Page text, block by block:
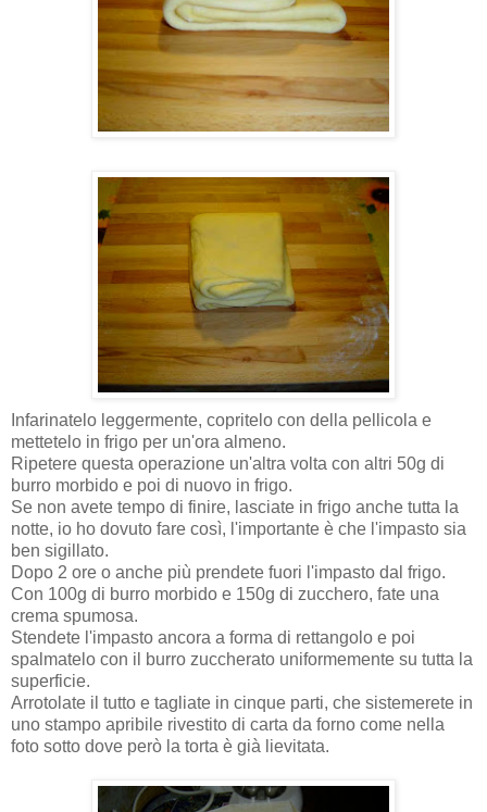
Infarinatelo leggermente, copritelo con della pellicola e
mettetelo in frigo per un'ora almeno.
Ripetere questa operazione un'altra volta con altri 50g di
burro morbido e poi di nuovo in frigo.
Se non avete tempo di finire, lasciate in frigo anche tutta la
notte, io ho dovuto fare così, l'importante è che l'impasto sia
ben sigillato.
Dopo 2 ore o anche più prendete fuori l'impasto dal frigo.
Con 100g di burro morbido e 150g di zucchero, fate una
crema spumosa.
Stendete l'impasto ancora a forma di rettangolo e poi
spalmatelo con il burro zuccherato uniformemente su tutta la
superficie.
Arrotolate il tutto e tagliate in cinque parti, che sistemerete in
uno stampo apribile rivestito di carta da forno come nella
foto sotto dove però la torta è già lievitata.